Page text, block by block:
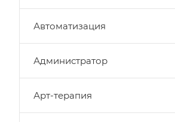
Автоматизация
Администратор
Арт-терапия